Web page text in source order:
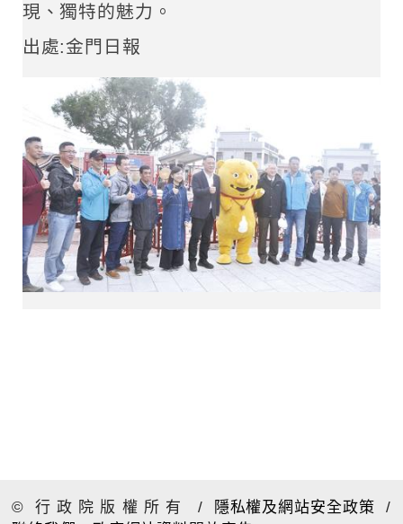
現、獨特的魅力。
出處:金門日報
© 行政院版權所有 / 隱私權及網站安全政策
/